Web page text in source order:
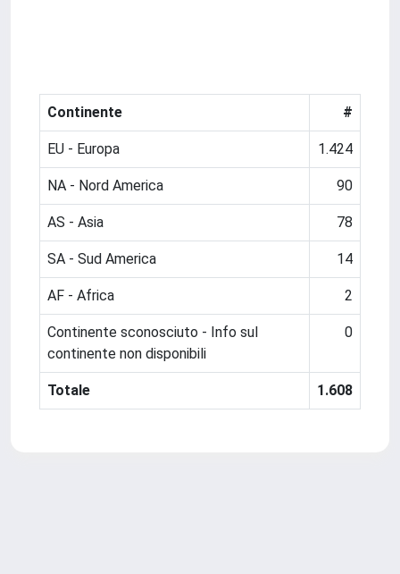
Continente #
EU - Europa 1.424
NA - Nord America 90
AS - Asia 78
SA - Sud America 14
AF - Africa 2
Continente sconosciuto - Info sul
continente non disponibili
0
Totale 1.608